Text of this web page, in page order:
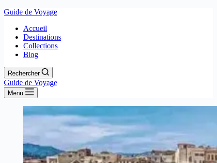
Guide de Voyage
Accueil
Destinations
Collections
Blog
Rechercher
Guide de Voyage
Menu